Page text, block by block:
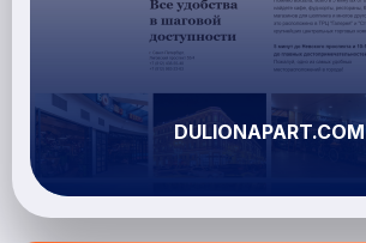
DULIONAPART.COM